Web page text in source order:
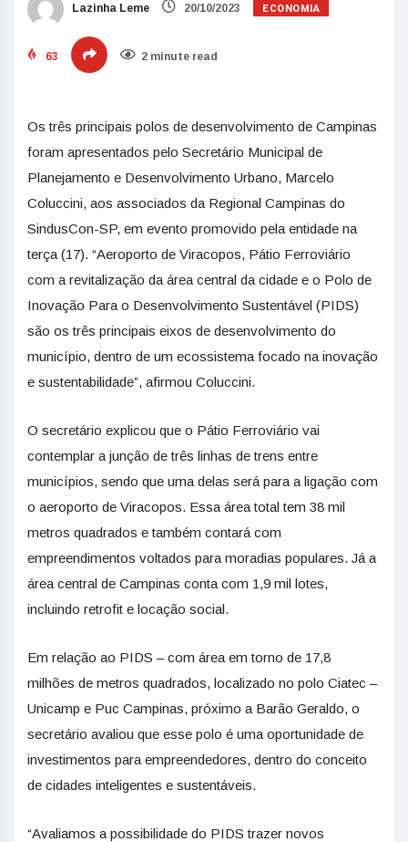
Lazinha Leme 20/10/2023 ECONOMIA
63 2 minute read
Os três principais polos de desenvolvimento de Campinas
foram apresentados pelo Secretário Municipal de
Planejamento e Desenvolvimento Urbano, Marcelo
Coluccini, aos associados da Regional Campinas do
SindusCon-SP, em evento promovido pela entidade na
terça (17). “Aeroporto de Viracopos, Pátio Ferroviário
com a revitalização da área central da cidade e o Polo de
Inovação Para o Desenvolvimento Sustentável (PIDS)
são os três principais eixos de desenvolvimento do
município, dentro de um ecossistema focado na inovação
e sustentabilidade”, afirmou Coluccini.
O secretário explicou que o Pátio Ferroviário vai
contemplar a junção de três linhas de trens entre
municípios, sendo que uma delas será para a ligação com
o aeroporto de Viracopos. Essa área total tem 38 mil
metros quadrados e também contará com
empreendimentos voltados para moradias populares. Já a
área central de Campinas conta com 1,9 mil lotes,
incluindo retrofit e locação social.
Em relação ao PIDS – com área em torno de 17,8
milhões de metros quadrados, localizado no polo Ciatec –
Unicamp e Puc Campinas, próximo a Barão Geraldo, o
secretário avaliou que esse polo é uma oportunidade de
investimentos para empreendedores, dentro do conceito
de cidades inteligentes e sustentáveis.
“Avaliamos a possibilidade do PIDS trazer novos